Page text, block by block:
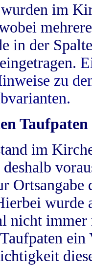
im
in der
zu
Taufpaten
im
wurde
nicht